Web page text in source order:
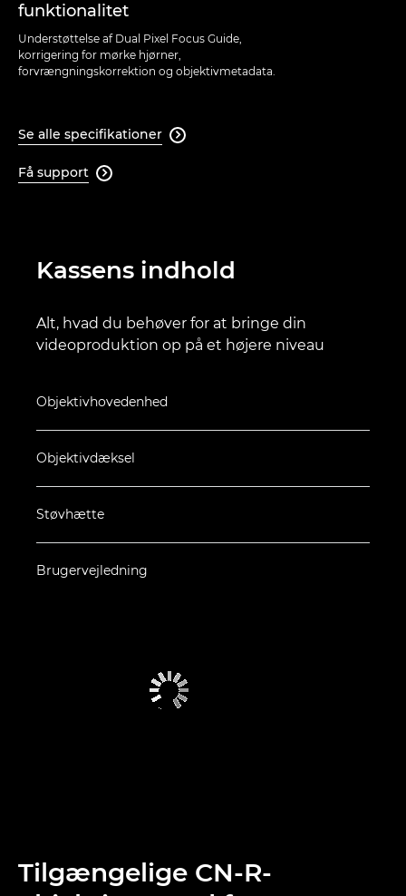
funktionalitet
Understøttelse af Dual Pixel Focus Guide,
korrigering for mørke hjørner,
forvrængningskorrektion og objektivmetadata.
Se alle specifikationer 
Få support 
Kassens indhold
Alt, hvad du behøver for at bringe din
videoproduktion op på et højere niveau
Objektivhovedenhed
Objektivdæksel
Støvhætte
Brugervejledning
Tilgængelige CN-R-